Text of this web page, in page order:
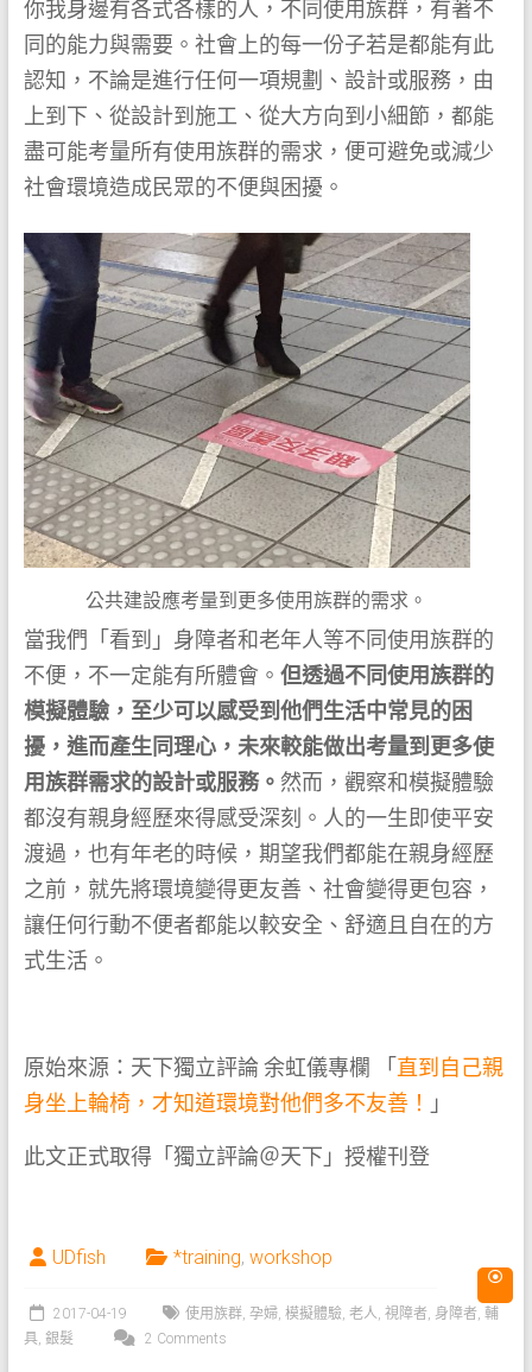
你我身邊有各式各樣的人，不同使用族群，有著不
同的能力與需要。社會上的每一份子若是都能有此
認知，不論是進行任何一項規劃、設計或服務，由
上到下、從設計到施工、從大方向到小細節，都能
盡可能考量所有使用族群的需求，便可避免或減少
社會環境造成民眾的不便與困擾。
公共建設應考量到更多使用族群的需求。
當我們「看到」身障者和老年人等不同使用族群的
不便，不一定能有所體會。 但透過不同使用族群的
模擬體驗，至少可以感受到他們生活中常見的困
擾，進而產生同理心，未來較能做出考量到更多使
用族群需求的設計或服務。 然而，觀察和模擬體驗
都沒有親身經歷來得感受深刻。人的一生即使平安
渡過，也有年老的時候，期望我們都能在親身經歷
之前，就先將環境變得更友善、社會變得更包容，
讓任何行動不便者都能以較安全、舒適且自在的方
式生活。
原始來源：天下獨立評論 余虹儀專欄 「直到自己親
身坐上輪椅，才知道環境對他們多不友善！
」
此文正式取得「獨立評論＠天下」授權刊登
UDfish *training, workshop
2017-04-19 使用族群, 孕婦, 模擬體驗, 老人 視障者, 身障者, 輔
具, 銀髮 2 Comments